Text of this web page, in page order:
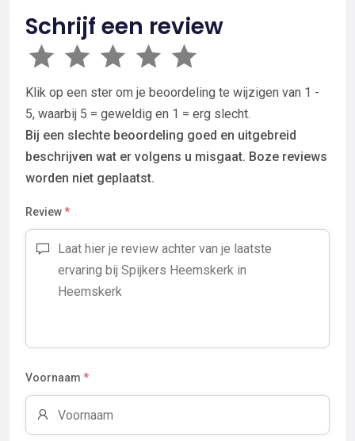
Schrijf een review
Klik op een ster om je beoordeling te wijzigen van 1 -
5, waarbij 5 = geweldig en 1 = erg slecht.
Bij een slechte beoordeling goed en uitgebreid
beschrijven wat er volgens u misgaat. Boze reviews
worden niet geplaatst.
Review*
Voornaam *